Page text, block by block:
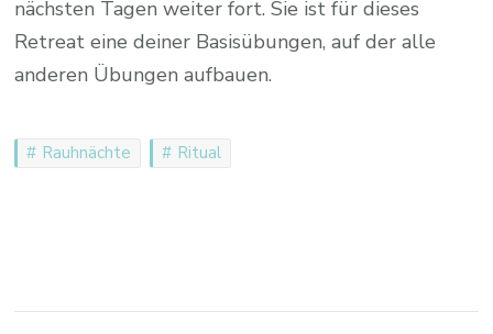
nächsten Tagen weiter fort. Sie ist für dieses
Retreat eine deiner Basisübungen, auf der alle
anderen Übungen aufbauen.
Rauhnächte Ritual